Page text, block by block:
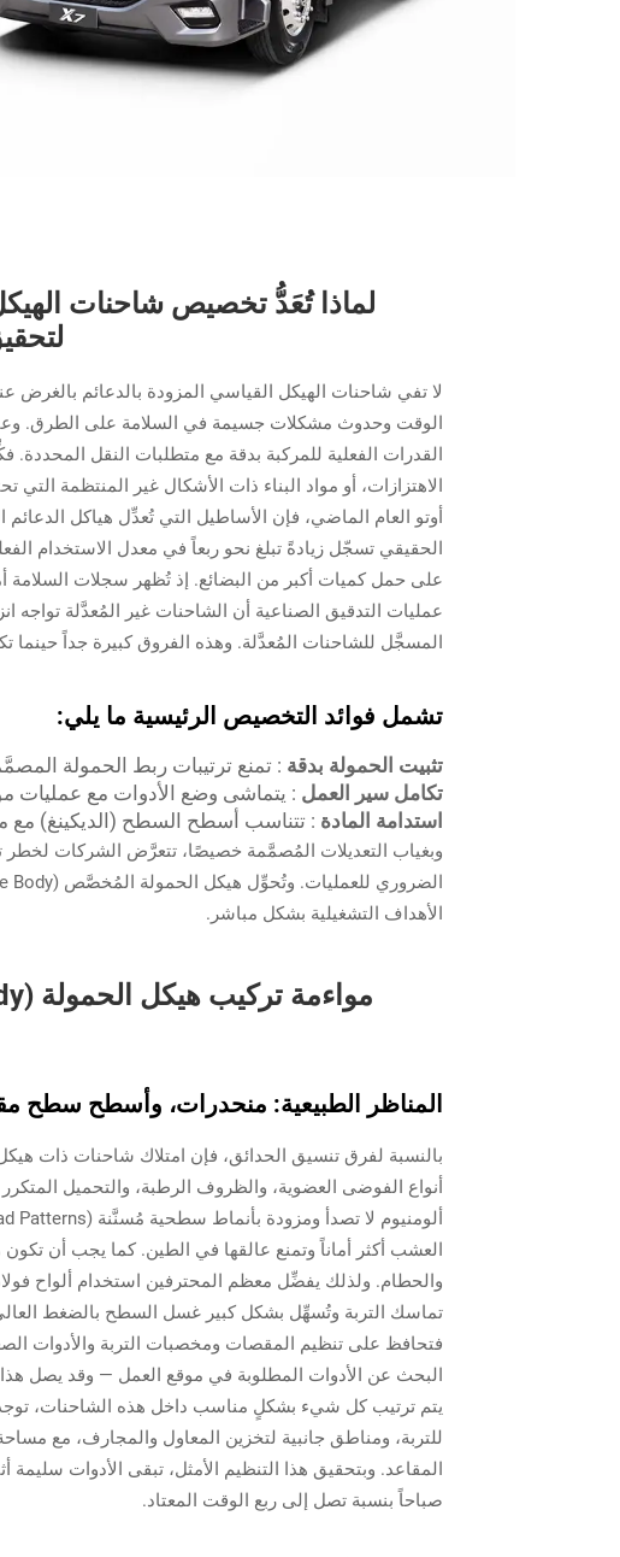
لا تفي شاحنات الهيكل القياسي المزودة بالدعائم بالغرض
الوقت وحدوث مشكلات جسيمة في السلامة على الطرق.
القدرات الفعلية للمركبة بدقة مع متطلبات النقل
الاهتزازات، أو مواد البناء ذات الأشكال غير المنتظمة
أوتو العام الماضي، فإن الأساطيل التي تُعدِّل هياكل الدعائم
الحقيقي تسجّل زيادةً تبلغ نحو ربعاً في معدل الاستخدام
على حمل كميات أكبر من البضائع. إذ تُظهر سجلات السلامة
عمليات التدقيق الصناعية أن الشاحنات غير المُعدَّلة
المسجَّل للشاحنات المُعدَّلة. وهذه الفروق كبيرة جداً حينما
تشمل فوائد التخصيص الرئيسية ما يلي:
تثبيت الحمولة بدقة : تمنع ترتيبات ربط الحمولة
تكامل سير العمل : يتماشى وضع الأدوات مع عمليات
استدامة المادة : تتناسب أسطح السطح (الديكينغ) مع
وبغياب التعديلات المُصمَّمة خصيصًا، تتعرَّض الشركات لخطر
الأهداف التشغيلية بشكل مباشر.
المناظر الطبيعية: منحدرات، وأسطح سطح
أنواع الفوضى العضوية، والظروف الرطبة، والتحميل
تماسك التربة وتُسهِّل بشكل كبير غسل السطح بالضغط العالي
فتحافظ على تنظيم المقصات ومخصبات التربة والأدوات
البحث عن الأدوات المطلوبة في موقع العمل — وقد يصل
يتم ترتيب كل شيء بشكلٍ مناسب داخل هذه الشاحنات،
للتربة، ومناطق جانبية لتخزين المعاول والمجارف، مع
المقاعد. وبتحقيق هذا التنظيم الأمثل، تبقى الأدوات
صباحاً بنسبة تصل إلى ربع الوقت المعتاد.